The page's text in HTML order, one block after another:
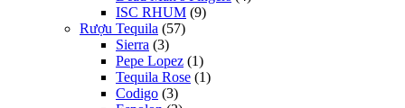
ISC RHUM (9)
Rượu Tequila (57)
Sierra (3)
Pepe Lopez (1)
Tequila Rose (1)
Codigo (3)